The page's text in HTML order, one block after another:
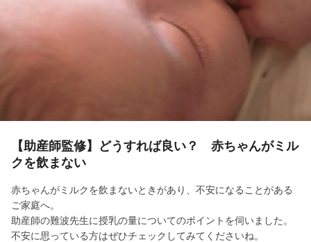
l
a
i
e
o
【助産師監修】どうすれば良い？ 赤ちゃんがミル
クを飲まない
赤ちゃんがミルクを飲まないときがあり、不安になることがある
ご家庭へ。
助産師の難波先生に授乳の量についてのポイントを伺いました。
不安に思っている方はぜひチェックしてみてくださいね。